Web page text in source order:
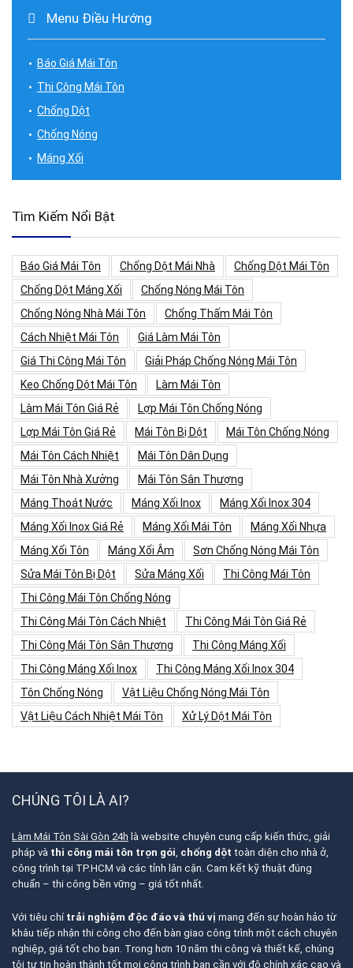
Menu Điều Hướng
Báo Giá Mái Tôn
Thi Công Mái Tôn
Chống Dột
Chống Nóng
Máng Xối
Tìm Kiếm Nổi Bật
Báo Giá Mái Tôn Chống Dột Mái Nhà
Chống Dột Mái Tôn
Chống Dột Máng Xối
Chống Nóng Mái Tôn
Chống Nóng Nhà Mái Tôn
Chống Thấm Mái Tôn
Cách Nhiệt Mái Tôn
Giá Làm Mái Tôn
Giá Thi Công Mái Tôn
Giải Pháp Chống Nóng Mái Tôn
Keo Chống Dột Mái Tôn
Làm Mái Tôn
Làm Mái Tôn Giá Rẻ
Lợp Mái Tôn Chống Nóng
Lợp Mái Tôn Giá Rẻ
Mái Tôn Bị Dột
Mái Tôn Chống Nóng
Mái Tôn Cách Nhiệt
Mái Tôn Dân Dụng
Mái Tôn Nhà Xưởng
Mái Tôn Sân Thượng
Máng Thoát Nước
Máng Xối Inox
Máng Xối Inox 304
Máng Xối Inox Giá Rẻ
Máng Xối Mái Tôn
Máng Xối Nhựa
Máng Xối Tôn
Máng Xối Âm
Sơn Chống Nóng Mái Tôn
Sửa Mái Tôn Bị Dột
Sửa Máng Xối
Thi Công Mái Tôn
Thi Công Mái Tôn Chống Nóng
Thi Công Mái Tôn Cách Nhiệt
Thi Công Mái Tôn Giá Rẻ
Thi Công Mái Tôn Sân Thượng
Thi Công Máng Xối
Thi Công Máng Xối Inox
Thi Công Máng Xối Inox 304
Tôn Chống Nóng
Vật Liệu Chống Nóng Mái Tôn
Vật Liệu Cách Nhiệt Mái Tôn
Xử Lý Dột Mái Tôn
CHÚNG TÔI LÀ AI?
Làm Mái Tôn Sài Gòn 24h là website chuyên cung cấp kiến thức, giải
pháp và thi công mái tôn trọn gói, chống dột toàn diện cho nhà ở,
công trình tại TP.HCM và các tỉnh lân cận. Cam kết kỹ thuật đúng
chuẩn – thi công bền vững – giá tốt nhất.
Với tiêu chí trải nghiệm độc đáo và thú vị mang đến sự hoàn hảo từ
khâu tiếp nhận thi công cho đến bàn giao công trình một cách chuyên
nghiệp, giá tốt cho bạn. Trong hơn 10 năm thi công và thiết kế, chúng
tôi tự tin hoàn thành tốt mọi công trình bạn cần với độ chính xác cao và